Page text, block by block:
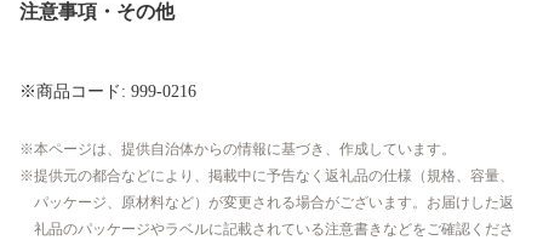
注意事項・その他
※商品コード: 999-0216
本ページは、提供自治体からの情報に基づき、作成しています。
提供元の都合などにより、掲載中に予告なく返礼品の仕様（規格、容量、
パッケージ、原材料など）が変更される場合がございます。お届けした返
礼品のパッケージやラベルに記載されている注意書きなどをご確認くださ